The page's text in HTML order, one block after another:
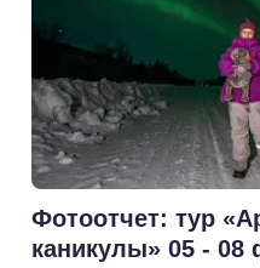
Фотоотчет: тур
каникулы» 05 - 08